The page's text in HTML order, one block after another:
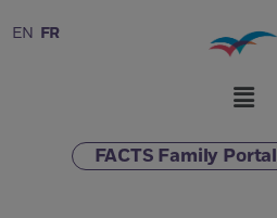
EN FR
FACTS Family Portal